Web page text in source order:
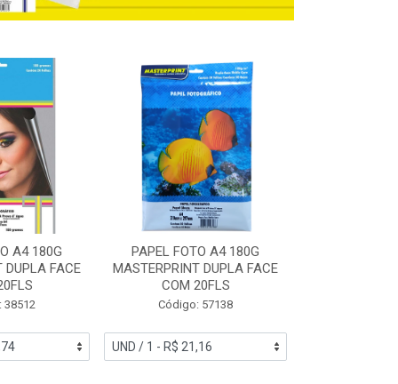
A4 180G
DUPLA FACE
38512
PAPEL FOTO A4 180G
MASTERPRINT DUPLA FACE
COM 20FLS
Código: 57138